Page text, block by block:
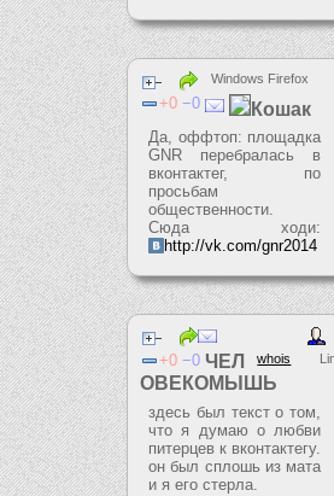
Windows Firefox
0 0 Кошак
Да, оффтоп: площадка
GNR перебралась в
вконтактег, по
просьбам
общественности.
Сюда ходи:
http://vk.com/gnr2014
whois
0 0 ЧЕЛ
ОВЕКОМЫШЬ
здесь был текст о том,
что я думаю о любви
питерцев к вконтактегу.
он был сплошь из мата
и я его стерла.